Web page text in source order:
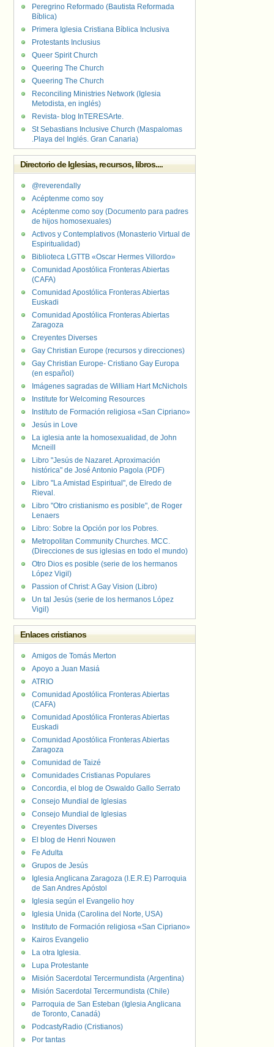
Peregrino Reformado (Bautista Reformada
Bíblica)
Primera Iglesia Cristiana Bíblica Inclusiva
Protestants Inclusius
Queer Spirit Church
Queering The Church
Queering The Church
Reconciling Ministries Network (Iglesia
Metodista, en inglés)
Revista- blog InTERESArte.
St Sebastians Inclusive Church (Maspalomas
.Playa del Inglés. Gran Canaria)
Directorio de Iglesias, recursos, libros....
@reverendally
Acéptenme como soy
Acéptenme como soy (Documento para padres
de hijos homosexuales)
Activos y Contemplativos (Monasterio Virtual de
Espiritualidad)
Biblioteca LGTTB «Oscar Hermes Villordo»
Comunidad Apostólica Fronteras Abiertas
(CAFA)
Comunidad Apostólica Fronteras Abiertas
Euskadi
Comunidad Apostólica Fronteras Abiertas
Zaragoza
Creyentes Diverses
Gay Christian Europe (recursos y direcciones)
Gay Christian Europe- Cristiano Gay Europa
(en español)
Imágenes sagradas de William Hart McNichols
Institute for Welcoming Resources
Instituto de Formación religiosa «San Cipriano»
Jesús in Love
La iglesia ante la homosexualidad, de John
Mcneill
Libro "Jesús de Nazaret. Aproximación
histórica" de José Antonio Pagola (PDF)
Libro "La Amistad Espiritual", de Elredo de
Rieval.
Libro "Otro cristianismo es posible", de Roger
Lenaers
Libro: Sobre la Opción por los Pobres.
Metropolitan Community Churches. MCC.
(Direcciones de sus iglesias en todo el mundo)
Otro Dios es posible (serie de los hermanos
López Vigil)
Passion of Christ: A Gay Vision (Libro)
Un tal Jesús (serie de los hermanos López
Vigil)
Enlaces cristianos
Amigos de Tomás Merton
Apoyo a Juan Masiá
ATRIO
Comunidad Apostólica Fronteras Abiertas
(CAFA)
Comunidad Apostólica Fronteras Abiertas
Euskadi
Comunidad Apostólica Fronteras Abiertas
Zaragoza
Comunidad de Taizé
Comunidades Cristianas Populares
Concordia, el blog de Oswaldo Gallo Serrato
Consejo Mundial de Iglesias
Consejo Mundial de Iglesias
Creyentes Diverses
El blog de Henri Nouwen
Fe Adulta
Grupos de Jesús
Iglesia Anglicana Zaragoza (I.E.R.E) Parroquia
de San Andres Apóstol
Iglesia según el Evangelio hoy
Iglesia Unida (Carolina del Norte, USA)
Instituto de Formación religiosa «San Cipriano»
Kairos Evangelio
La otra Iglesia.
Lupa Protestante
Misión Sacerdotal Tercermundista (Argentina)
Misión Sacerdotal Tercermundista (Chile)
Parroquia de San Esteban (Iglesia Anglicana
de Toronto, Canadá)
PodcastyRadio (Cristianos)
Por tantas